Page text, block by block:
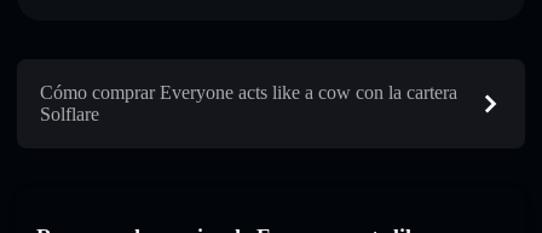
Cómo comprar Everyone acts like a cow con la cartera
Solflare